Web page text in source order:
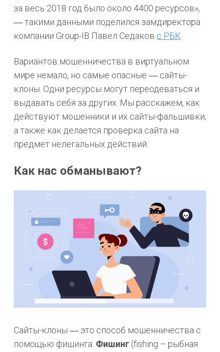
за весь 2018 год было около 4400 ресурсов»,
― такими данными поделился замдиректора
компании Group-IB Павел Седаков с РБК
Вариантов мошенничества в виртуальном
мире немало, но самые опасные ― сайты-
клоны. Одни ресурсы могут переодеваться и
выдавать себя за других. Мы расскажем, как
действуют мошенники и их сайты-фальшивки,
а также как делается проверка сайта на
предмет нелегальных действий.
Как нас обманывают?
Сайты-клоны ― это способ мошенничества с
помощью фишинга. Фишинг (fishing – рыбная